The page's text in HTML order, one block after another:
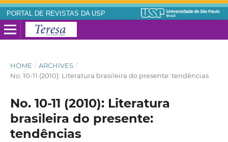
PORTAL DE REVISTAS DA USP
HOME / ARCHIVES /
No. 10-11 (2010): Literatura brasileira do presente: tendências
No. 10-11 (2010): Literatura
brasileira do presente:
tendências